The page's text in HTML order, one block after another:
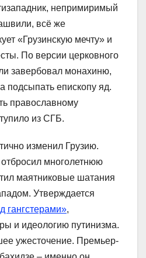
непримиримый
всё же
«Грузинскую мечту» и
По версии церковного
завербовал монахиню,
подсыпать епископу яд.
православному
из СГБ.
изменил Грузию.
многолетнюю
маятниковые шатания
Утверждается
гангстерами»,
и идеологию путинизма.
ужесточение. Премьер-